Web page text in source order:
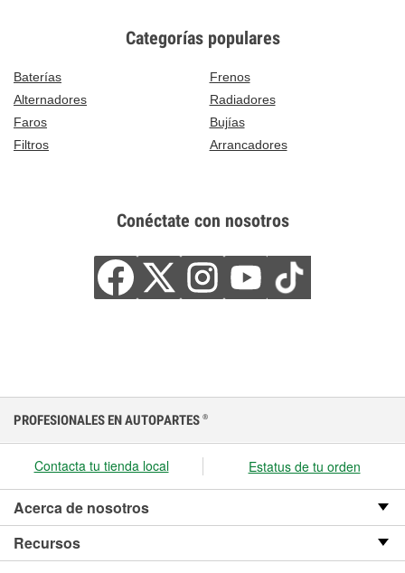
Categorías populares
Baterías
Frenos
Alternadores
Radiadores
Faros
Bujías
Filtros
Arrancadores
Conéctate con nosotros
PROFESIONALES EN AUTOPARTES ®
Contacta tu tienda local Estatus de tu orden
Acerca de nosotros
Recursos